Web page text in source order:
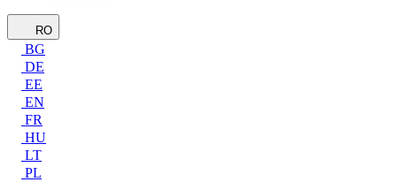
RO
BG
DE
EE
EN
FR
HU
LT
PL